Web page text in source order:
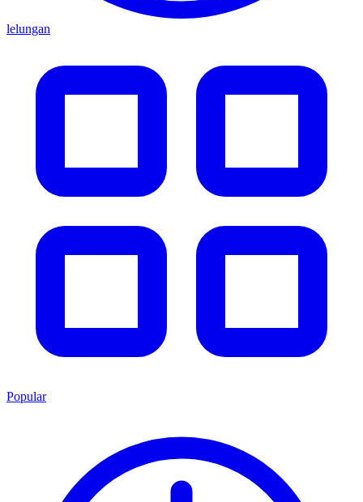
lelungan
Popular